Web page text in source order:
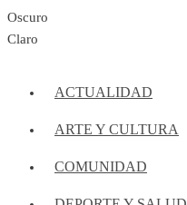
Oscuro
Claro
ACTUALIDAD
ARTE Y CULTURA
COMUNIDAD